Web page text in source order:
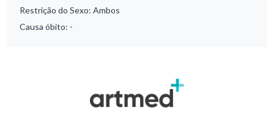
Restrição do Sexo: Ambos
Causa óbito: -